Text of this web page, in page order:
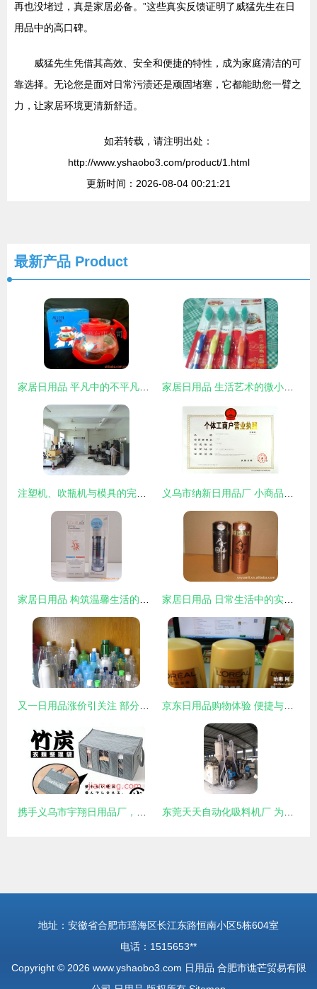
再也没堵过，真是家居必备。”这些真实反馈证明了威猛先生在日
用品中的高口碑。
威猛先生凭借其高效、安全和便捷的特性，成为家庭清洁的可
靠选择。无论您是面对日常污渍还是顽固堵塞，它都能助您一臂之
力，让家居环境更清新舒适。
如若转载，请注明出处：
http://www.yshaobo3.com/product/1.html
更新时间：2026-08-04 00:21:21
最新产品 Product
地址：安徽省合肥市瑶海区长江东路恒南小区5栋604室
电话：1515653**
Copyright © 2026 www.yshaobo3.com 日用品 合肥市谯芒贸易有限